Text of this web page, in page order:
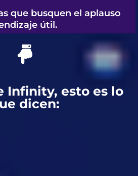
que busquen el aplauso
útil.
Infinity, esto es lo
dicen: